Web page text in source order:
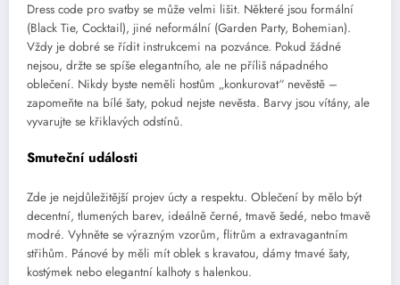
Dress code pro svatby se může velmi lišit. Některé jsou formální
(Black Tie, Cocktail), jiné neformální (Garden Party, Bohemian).
Vždy je dobré se řídit instrukcemi na pozvánce. Pokud žádné
nejsou, držte se spíše elegantního, ale ne příliš nápadného
oblečení. Nikdy byste neměli hostům „konkurovat“ nevěstě –
zapomeňte na bílé šaty, pokud nejste nevěsta. Barvy jsou vítány, ale
vyvarujte se křiklavých odstínů.
Smuteční události
Zde je nejdůležitější projev úcty a respektu. Oblečení by mělo být
decentní, tlumených barev, ideálně černé, tmavě šedé, nebo tmavě
modré. Vyhněte se výrazným vzorům, flitrům a extravagantním
střihům. Pánové by měli mít oblek s kravatou, dámy tmavé šaty,
kostýmek nebo elegantní kalhoty s halenkou.